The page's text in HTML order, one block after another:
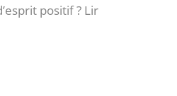
positif ? Lir